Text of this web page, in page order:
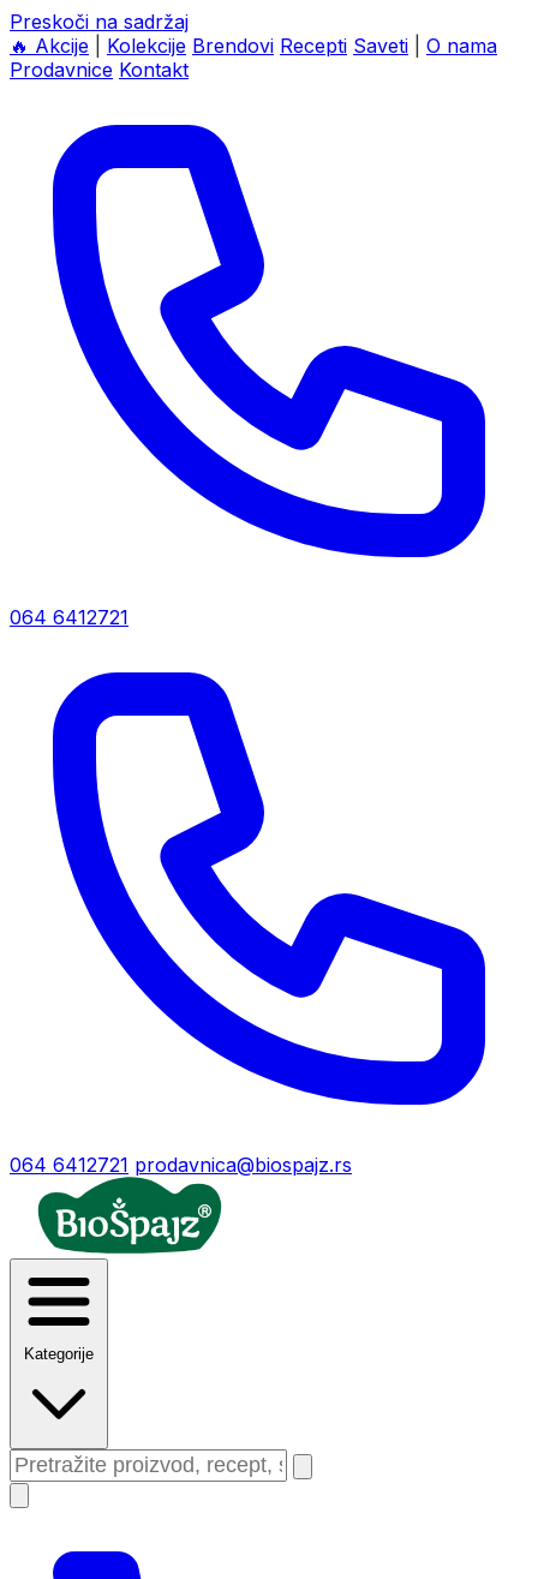
Preskoči na sadržaj
🔥 Akcije Kolekcije Brendovi Recepti Saveti
O nama
Prodavnice Kontakt
064 6412721
064 6412721 prodavnica@biospajz.rs
Kategorije